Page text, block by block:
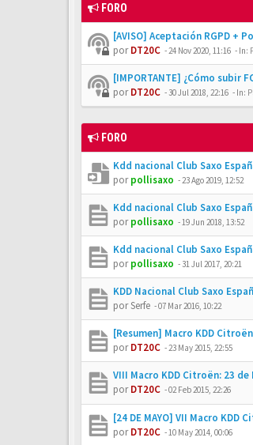
FORO
[AVISO] Aceptación RGPD +
porDT20C -24 Nov 2020, 11:16 - In:
[IMPORTANTE] ¿Cómo subir
porDT20C - 30 Jul 2018, 22:16 - In:
FORO
Kdd nacional Club Saxo
porpollisaxo -23 Ago 2019, 12:52
Kdd nacional Club Saxo
porpollisaxo -19 Jun 2018, 13:52
Kdd nacional Club Saxo
porpollisaxo -31 Jul 2017, 20:21
KDD Nacional Club Saxo
porSerfe -07 Mar 2016, 10:22
[Resumen] Macro KDD
porDT20C -23 May 2015, 22:55
VIII Macro KDD Citroën: 23 de
porDT20C -02 Feb 2015, 22:26
[24 DE MAYO] VII Macro KDD
porDT20C -10 May 2014, 00:06